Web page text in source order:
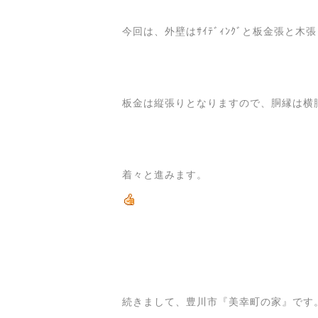
今回は、外壁はｻｲﾃﾞｨﾝｸﾞと板金張と木張
板金は縦張りとなりますので、胴縁は横
着々と進みます。
続きまして、豊川市『美幸町の家』です。